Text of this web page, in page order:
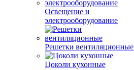
Освещение и
электрооборудование
Решетки вентиляционные
Цоколи кухонные